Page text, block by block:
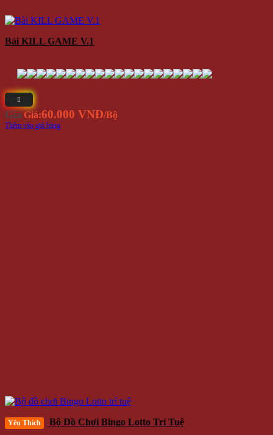
Bài KILL GAME V.1
Giá Giá:60.000 VNĐ/Bộ
Thêm vào giỏ hàng
Yêu Thích Bộ Đồ Chơi Bingo Lotto Trí Tuệ